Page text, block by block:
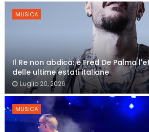
MUSICA
Il Re non abdica: è Fred De Palma
delle ultime estati italiane
Luglio 20, 2026
MUSICA